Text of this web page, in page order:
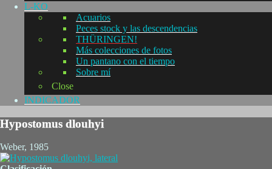
L-KO
Acuarios
Peces stock y las descendencias
THÜRINGEN!
Más colecciones de fotos
Un pantano con el tiempo
Sobre mí
Close
INDICADOR
Hypostomus dlouhyi
Weber, 1985